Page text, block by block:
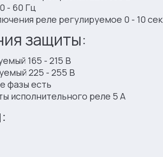
- 60 Гц
реле регулируемое 0 - 10 сек
защиты:
165 - 215 В
225 - 255 В
фазы есть
исполнительного реле 5 А